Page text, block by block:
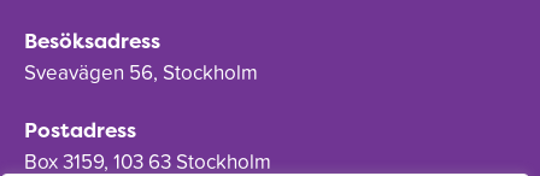
Besöksadress
Sveavägen 56, Stockholm
Postadress
Box 3159, 103 63 Stockholm